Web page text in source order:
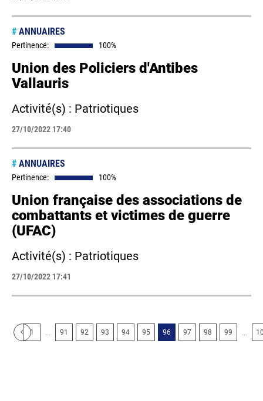
# ANNUAIRES
Pertinence: 100%
Union des Policiers d'Antibes
Vallauris
Activité(s) : Patriotiques
27/10/2022 17:40
# ANNUAIRES
Pertinence: 100%
Union française des associations de
combattants et victimes de guerre
(UFAC)
Activité(s) : Patriotiques
27/10/2022 17:41
1 91 92 93 94 95 96 97 98 99